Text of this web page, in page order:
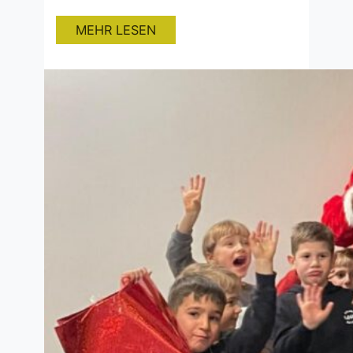
Mit dieser Aufräumaktion möchten die
Spieler mit gutem Beispiel vorangehen
MEHR LESEN